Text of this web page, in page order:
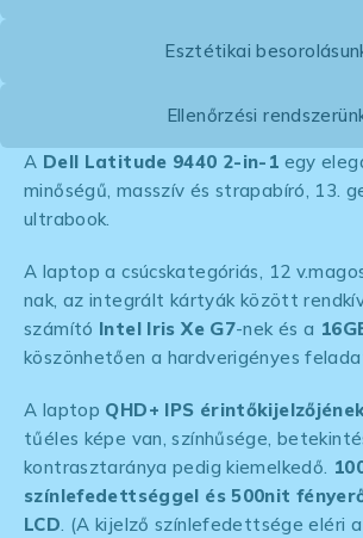
Esztétikai
Ellenőrzési
A Dell Latitude 9440 2-in-1 egy
minőségű, masszív és strapabíró, 13.
ultrabook.
A laptop a csúcskategóriás, 12
nak, az integrált kártyák között
számító Intel Iris Xe G7-nek és a
köszönhetően a hardverigényes
A laptop QHD+ IPS
tűéles képe van, színhűsége,
kontrasztaránya pedig kiemelkedő.
színlefedettséggel és 500nit
LCD. (A kijelző színlefedettsége eléri